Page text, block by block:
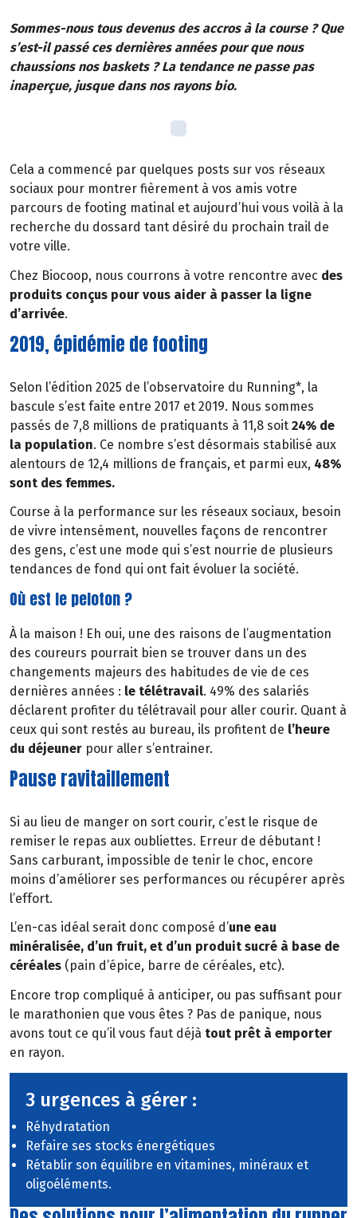
Sommes-nous tous devenus des accros à la course ? Que
s’est-il passé ces dernières années pour que nous
chaussions nos baskets ? La tendance ne passe pas
inaperçue, jusque dans nos rayons bio.
Cela a commencé par quelques posts sur vos réseaux
sociaux pour montrer fièrement à vos amis votre
parcours de footing matinal et aujourd’hui vous voilà à la
recherche du dossard tant désiré du prochain trail de
votre ville.
Chez Biocoop, nous courrons à votre rencontre avec des
produits conçus pour vous aider à passer la ligne
d’arrivée.
2019, épidémie de footing
Selon l’édition 2025 de l’observatoire du Running*, la
bascule s’est faite entre 2017 et 2019. Nous sommes
passés de 7,8 millions de pratiquants à 11,8 soit 24% de
la population. Ce nombre s’est désormais stabilisé aux
alentours de 12,4 millions de français, et parmi eux, 48%
sont des femmes.
Course à la performance sur les réseaux sociaux, besoin
de vivre intensément, nouvelles façons de rencontrer
des gens, c’est une mode qui s’est nourrie de plusieurs
tendances de fond qui ont fait évoluer la société.
Où est le peloton ?
À la maison ! Eh oui, une des raisons de l’augmentation
des coureurs pourrait bien se trouver dans un des
changements majeurs des habitudes de vie de ces
dernières années : le télétravail. 49% des salariés
déclarent profiter du télétravail pour aller courir. Quant à
ceux qui sont restés au bureau, ils profitent de l’heure
du déjeuner pour aller s’entrainer.
Pause ravitaillement
Si au lieu de manger on sort courir, c’est le risque de
remiser le repas aux oubliettes. Erreur de débutant !
Sans carburant, impossible de tenir le choc, encore
moins d’améliorer ses performances ou récupérer après
l’effort.
L’en-cas idéal serait donc composé d’une eau
minéralisée, d’un fruit, et d’un produit sucré à base de
céréales (pain d’épice, barre de céréales, etc).
Encore trop compliqué à anticiper, ou pas suffisant pour
le marathonien que vous êtes ? Pas de panique, nous
avons tout ce qu’il vous faut déjà tout prêt à emporter
en rayon.
3 urgences à gérer :
Réhydratation
Refaire ses stocks énergétiques
Rétablir son équilibre en vitamines, minéraux et
oligoéléments.